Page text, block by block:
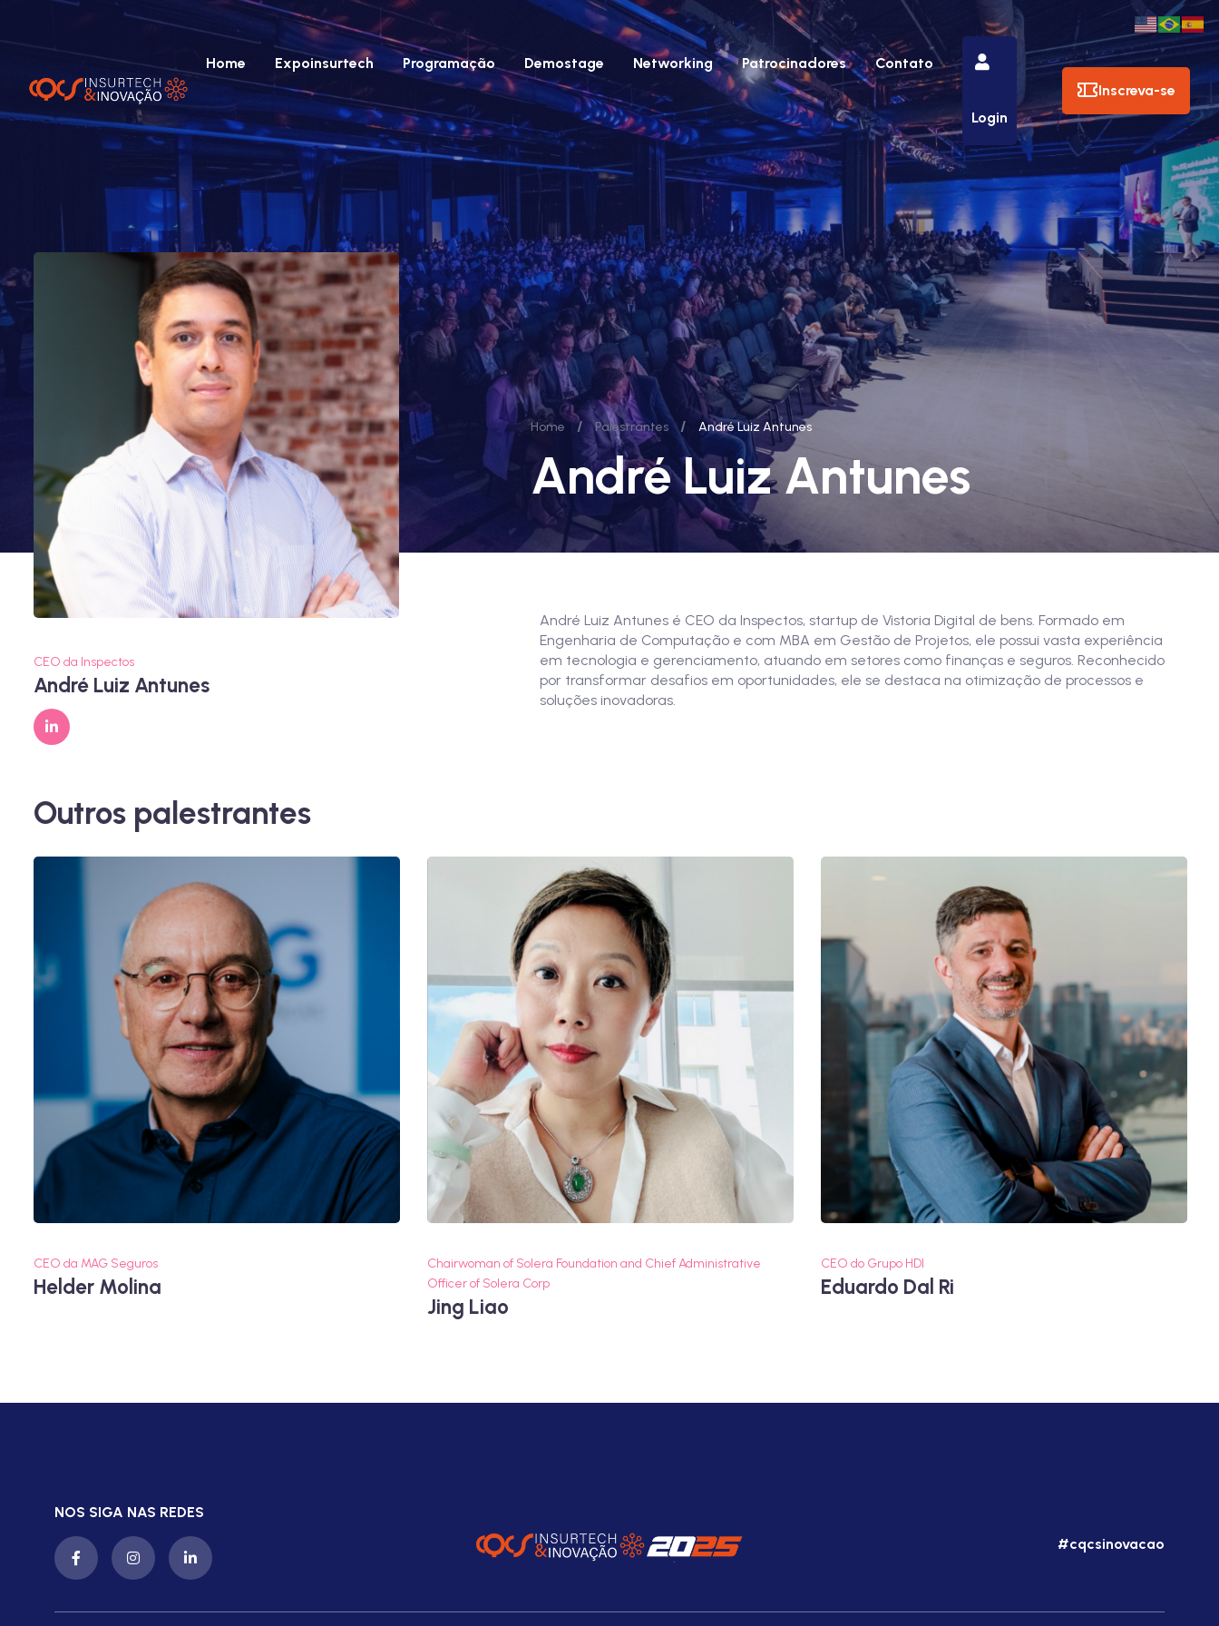
Home Expoinsurtech Programação Demostage Networking Patrocinadores Contato
Login
Inscreva-se
Home / Palestrantes / André Luiz Antunes
André Luiz Antunes
CEO da Inspectos
André Luiz Antunes
André Luiz Antunes é CEO da Inspectos, startup de Vistoria Digital de bens. Formado em
Engenharia de Computação e com MBA em Gestão de Projetos, ele possui vasta experiência
em tecnologia e gerenciamento, atuando em setores como finanças e seguros. Reconhecido
por transformar desafios em oportunidades, ele se destaca na otimização de processos e
soluções inovadoras.
Outros palestrantes
CEO da MAG Seguros
Helder Molina
Chairwoman of Solera Foundation and Chief Administrative
Officer of Solera Corp
Jing Liao
CEO do Grupo HDI
Eduardo Dal Ri
NOS SIGA NAS REDES
#cqcsinovacao